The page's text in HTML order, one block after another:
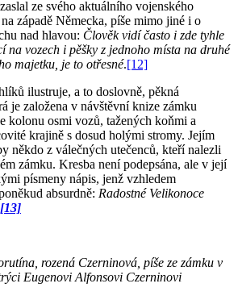
ze svého aktuálního vojenského
západě Německa, píše mimo jiné i o
nad hlavou: Člověk vidí často i zde tyhle
na vozech i pěšky z jednoho místa na druhé
majetku, je to otřesné.[12]
ilustruje, a to doslovně, pěkná
je založena v návštěvní knize zámku
kolonu osmi vozů, tažených koňmi a
krajině s dosud holými stromy. Jejím
někdo z válečných utečenců, kteří nalezli
zámku. Kresba není podepsána, ale v její
písmeny nápis, jenž vzhledem
absurdně: Radostné Velikonoce
[13]
rozená Czerninová, píše ze zámku v
Eugenovi Alfonsovi Czerninovi